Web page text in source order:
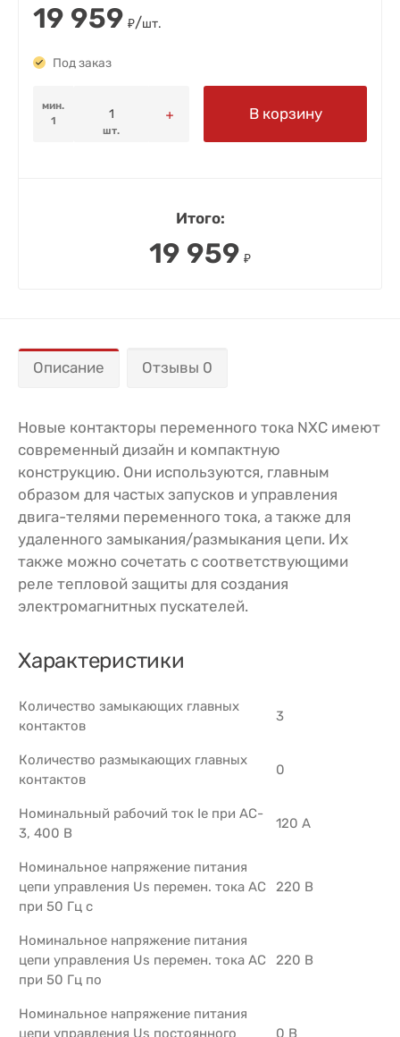
19 959 ₽/шт.
Под заказ
мин.
1
шт.
В корзину
Итого:
19 959 ₽
Описание Отзывы 0
Новые контакторы переменного тока NXC имеют
современный дизайн и компактную
конструкцию. Они используются, главным
образом для частых запусков и управления
двига-телями переменного тока, а также для
удаленного замыкания/размыкания цепи. Их
также можно сочетать с соответствующими
реле тепловой защиты для создания
электромагнитных пускателей.
Характеристики
Количество замыкающих главных
контактов
3
Количество размыкающих главных
контактов
0
Номинальный рабочий ток Ie при AC-
3, 400 В
120 А
Номинальное напряжение питания
цепи управления Us перемен. тока АС
при 50 Гц с
220 В
Номинальное напряжение питания
цепи управления Us перемен. тока АС
при 50 Гц по
220 В
Номинальное напряжение питания
цепи управления Us постоянного
0 В